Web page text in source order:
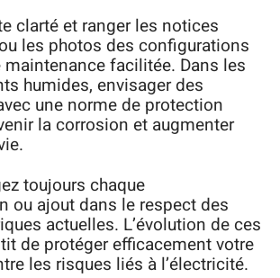
clarté et ranger les notices
les photos des configurations
maintenance facilitée. Dans les
humides, envisager des
une norme de protection
la corrosion et augmenter
toujours chaque
ou ajout dans le respect des
actuelles. L’évolution de ces
de protéger efficacement votre
les risques liés à l’électricité.